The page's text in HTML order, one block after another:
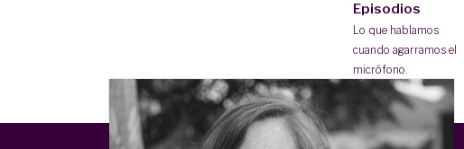
Episodios
Lo que hablamos
cuando agarramos el
micrófono.